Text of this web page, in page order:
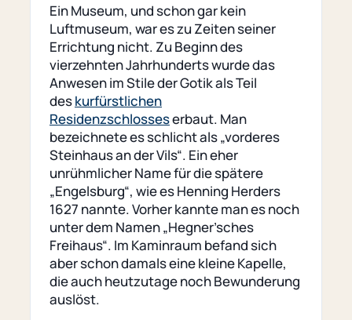
Ein Museum, und schon gar kein
Luftmuseum, war es zu Zeiten seiner
Errichtung nicht. Zu Beginn des
vierzehnten Jahrhunderts wurde das
Anwesen im Stile der Gotik als Teil
deskurfürstlichen
Residenzschlosseserbaut. Man
bezeichnete es schlicht als „vorderes
Steinhaus an der Vils“. Ein eher
unrühmlicher Name für die spätere
„Engelsburg“, wie es Henning Herders
1627 nannte. Vorher kannte man es noch
unter dem Namen „Hegner’sches
Freihaus“. Im Kaminraum befand sich
aber schon damals eine kleine Kapelle,
die auch heutzutage noch Bewunderung
auslöst.